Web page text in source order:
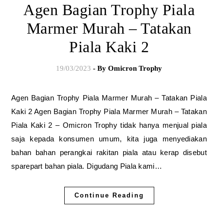
Agen Bagian Trophy Piala
Marmer Murah – Tatakan
Piala Kaki 2
19/03/2023 - By Omicron Trophy
Agen Bagian Trophy Piala Marmer Murah – Tatakan Piala
Kaki 2 Agen Bagian Trophy Piala Marmer Murah – Tatakan
Piala Kaki 2 – Omicron Trophy tidak hanya menjual piala
saja kepada konsumen umum, kita juga menyediakan
bahan bahan perangkai rakitan piala atau kerap disebut
sparepart bahan piala. Digudang Piala kami…
Continue Reading